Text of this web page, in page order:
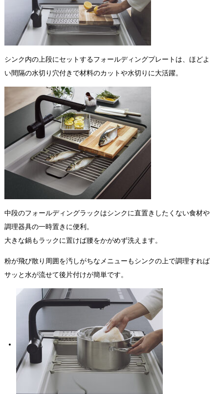
シンク内の上段にセットするフォールディングプレートは、ほどよ
い間隔の水切り穴付きで材料のカットや水切りに大活躍。
中段のフォールディングラックはシンクに直置きしたくない食材や
調理器具の一時置き に便利。
大きな鍋もラックに置けば腰をかがめず洗えます。
粉が飛び散り周囲を汚しがちなメニューもシンクの上で調理すれば
サッと水が流せて後片付けが簡単です。